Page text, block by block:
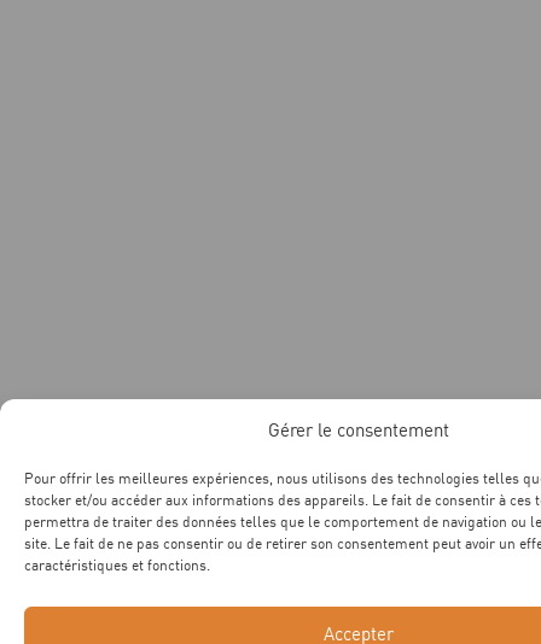
Gérer le consentement
Pour offrir les meilleures expériences, nous utilisons des technologies telles
stocker et/ou accéder aux informations des appareils. Le fait de consentir à ces
permettra de traiter des données telles que le comportement de navigation ou
site. Le fait de ne pas consentir ou de retirer son consentement peut avoir un
caractéristiques et fonctions.
Accepter